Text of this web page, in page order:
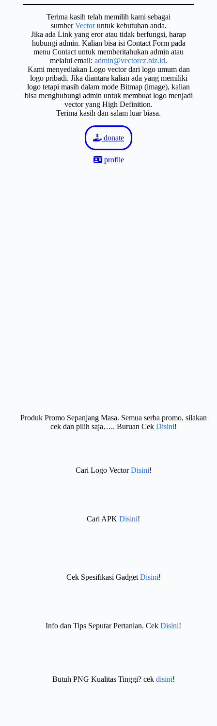
Terima kasih telah memilih kami sebagai
sumberVectoruntuk kebutuhan anda.
Jika ada Link yang eror atau tidak berfungsi, harap
hubungi admin. Kalian bisa isi Contact Form pada
menu Contact untuk memberitahukan admin atau
melalui email: admin@vectorez.biz.id.
Kami menyediakan Logo vector dari logo umum dan
logo pribadi. Jika diantara kalian ada yang memiliki
logo tetapi masih dalam mode Bitmap (image), kalian
bisa menghubungi admin untuk membuat logo menjadi
vector yang High Definition.
Terima kasih dan salam luar biasa.
donate
profile
Produk Promo Sepanjang Masa. Semua serba promo, silakan
cek dan pilih saja….. Buruan Cek Disini!
Cari Logo VectorDisini!
Cari APK Disini!
Cek Spesifikasi Gadget Disini!
Info dan Tips Seputar Pertanian. Cek Disini!
Butuh PNG Kualitas Tinggi? cek disini!